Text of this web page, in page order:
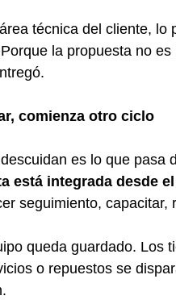
técnica del cliente,
la propuesta no
comienza otro ciclo
es lo que pasa
está integrada desde
seguimiento,
queda guardado. Los
o repuestos se